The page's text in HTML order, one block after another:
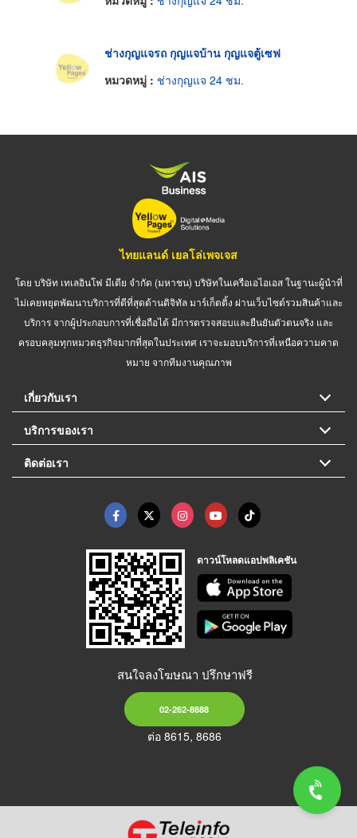
ช่างกุญแจรถ กุญแจบ้าน กุญแจตู้เซฟ‎
หมวดหมู่ : ช่างกุญแจ 24 ชม.
ไทยแลนด์ เยลโล่เพจเจส
โดย บริษัท เทเลอินโฟ มีเดีย จำกัด (มหาชน) บริษัทในเครือเอไอเอส ในฐานะผู้นำที่
ไม่เคยหยุดพัฒนาบริการที่ดีที่สุดด้านดิจิทัล มาร์เก็ตติ้ง ผ่านเว็บไซต์รวมสินค้าและ
บริการ จากผู้ประกอบการที่เชื่อถือได้ มีการตรวจสอบและยืนยันตัวตนจริง และ
ครอบคลุมทุกหมวดธุรกิจมากที่สุดในประเทศ เราจะมอบบริการที่เหนือความคาด
หมาย จากทีมงานคุณภาพ
เกี่ยวกับเรา
บริการของเรา
ติดต่อเรา
ดาวน์โหลดแอปพลิเคชัน
สนใจลงโฆษณา ปรึกษาฟรี
02-262-8888
ต่อ 8615, 8686